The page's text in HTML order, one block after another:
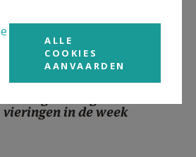
vieringen in de week
ALLE
COOKIES
AANVAARDEN